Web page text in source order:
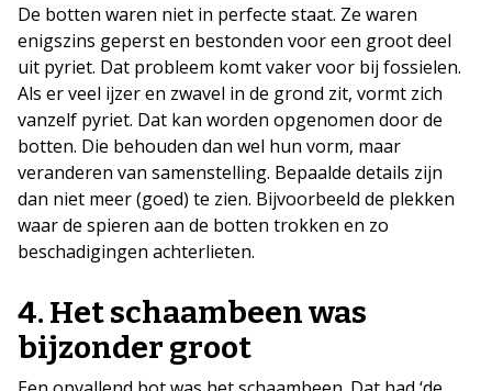
De botten waren niet in perfecte staat. Ze waren
enigszins geperst en bestonden voor een groot deel
uit pyriet. Dat probleem komt vaker voor bij fossielen.
Als er veel ijzer en zwavel in de grond zit, vormt zich
vanzelf pyriet. Dat kan worden opgenomen door de
botten. Die behouden dan wel hun vorm, maar
veranderen van samenstelling. Bepaalde details zijn
dan niet meer (goed) te zien. Bijvoorbeeld de plekken
waar de spieren aan de botten trokken en zo
beschadigingen achterlieten.
4. Het schaambeen was
bijzonder groot